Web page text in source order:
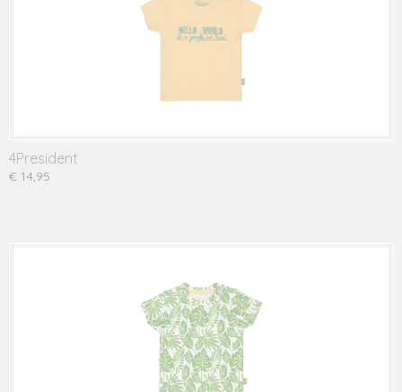
4President
€ 14,95